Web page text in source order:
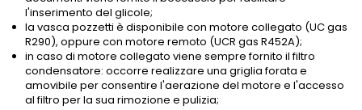
l'inserimento del glicole;
la vasca pozzetti è disponibile con motore collegato (UC gas
R290), oppure con motore remoto (UCR gas R452A);
in caso di motore collegato viene sempre fornito il filtro
condensatore: occorre realizzare una griglia forata e
amovibile per consentire l'aerazione del motore e l'accesso
al filtro per la sua rimozione e pulizia;